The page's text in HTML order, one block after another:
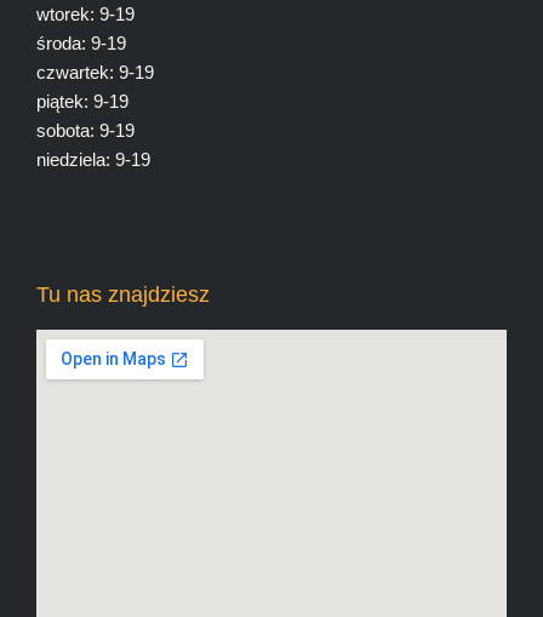
wtorek: 9-19
środa: 9-19
czwartek: 9-19
piątek: 9-19
sobota: 9-19
niedziela: 9-19
Tu nas znajdziesz